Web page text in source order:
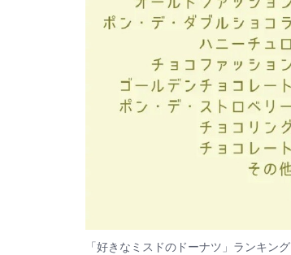
「好きなミスドのドーナツ」ランキング